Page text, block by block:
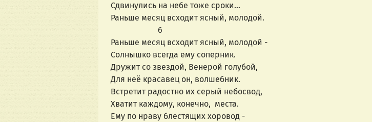
Сдвинулись на небе тоже сроки...
Раньше месяц всходит ясный, молодой.
                       6
Раньше месяц всходит ясный, молодой -
Солнышко всегда ему соперник.
Дружит со звездой, Венерой голубой,
Для неё красавец он, волшебник.
Встретит радостно их серый небосвод,
Хватит каждому, конечно,  места.
Ему по нраву блестящих хоровод -